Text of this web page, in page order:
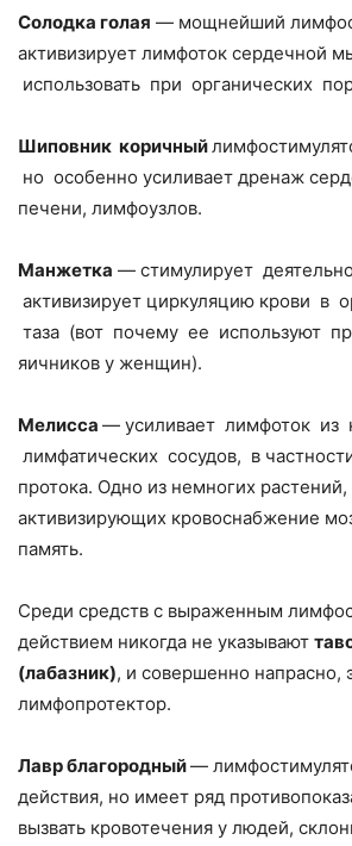
Солодка голая — мощнейший
активизирует лимфоток сердечной
использовать при органических
Шиповник коричный
но особенно усиливает дренаж
печени, лимфоузлов.
Манжетка — стимулирует
активизирует циркуляцию крови в
таза (вот почему ее используют
яичников у женщин).
Мелисса — усиливает лимфоток из
лимфатических сосудов, в
протока. Одно из немногих растений,
активизирующих кровоснабжение
память.
Среди средств с выраженным
действием никогда не указывают
(лабазник), и совершенно
лимфопротектор.
Лавр благородный—
действия, но имеет ряд
вызвать кровотечения у людей,